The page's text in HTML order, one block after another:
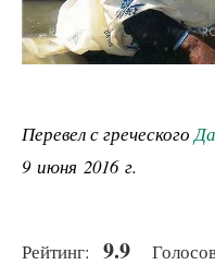
Перевел с греческого
9 июня 2016 г.
Рейтинг: 9.9